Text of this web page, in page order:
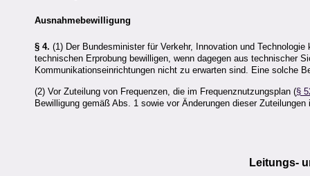
Ausnahmebewilligung
§ 4. (1) Der Bundesminister für Verkehr, Innovation und
technischen Erprobung bewilligen, wenn dagegen aus technischer
Kommunikationseinrichtungen nicht zu erwarten sind. Eine solche
(2) Vor Zuteilung von Frequenzen, die im Frequenznutzungsplan (§
Bewilligung gemäß Abs. 1 sowie vor Änderungen dieser
Leitungs-